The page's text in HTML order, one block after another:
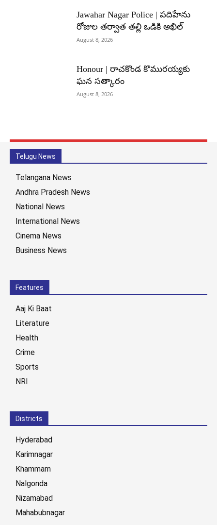
Jawahar Nagar Police | పదిహేను
రోజుల తర్వాత తల్లి ఒడికి అఖిల్
August 8, 2026
Honour | రాచకొండ కొమురయ్యకు
ఘన సత్కారం
August 8, 2026
Telugu News
Telangana News
Andhra Pradesh News
National News
International News
Cinema News
Business News
Features
Aaj Ki Baat
Literature
Health
Crime
Sports
NRI
Districts
Hyderabad
Karimnagar
Khammam
Nalgonda
Nizamabad
Mahabubnagar